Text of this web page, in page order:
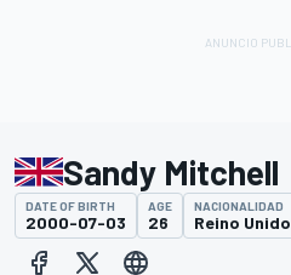
Sandy Mitchell
DATE OF BIRTH
2000-07-03
AGE
26
NACIONALIDAD
Reino Unido